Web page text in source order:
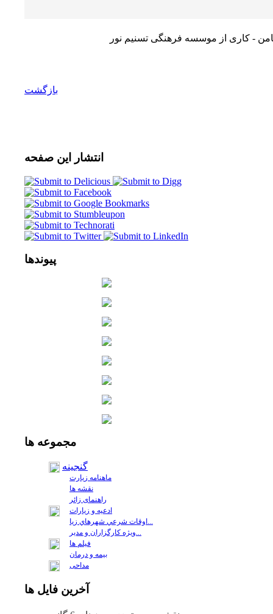
- کاری از موسسه فرهنگی تسنیم نور
بازگشت
انتشار این صفحه
پیوندها
مجموعه ها
گنجینه
ماهنامه زیارت
نقشه ها
راهنمای زائر
ادعیه و زیارات
فيلم ها
بیمه و درمان
مداحی
آخرين فايل ها